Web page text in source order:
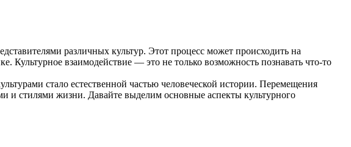
различных культур. Этот процесс может происходить на
Культурное взаимодействие — это не только возможность познавать что-то
стало естественной частью человеческой истории. Перемещения
и стилями жизни. Давайте выделим основные аспекты культурного